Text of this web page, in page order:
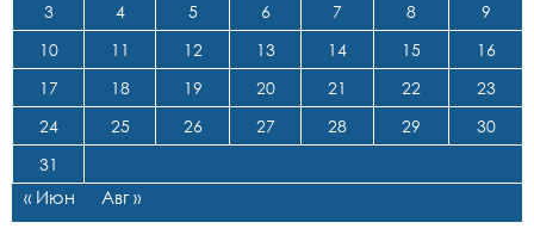
3
4 5 6 7 8
9
10
11 12 13 14 15
16
17
18 19 20 21 22
23
24
25 26 27 28 29
30
31
« Июн Авг »